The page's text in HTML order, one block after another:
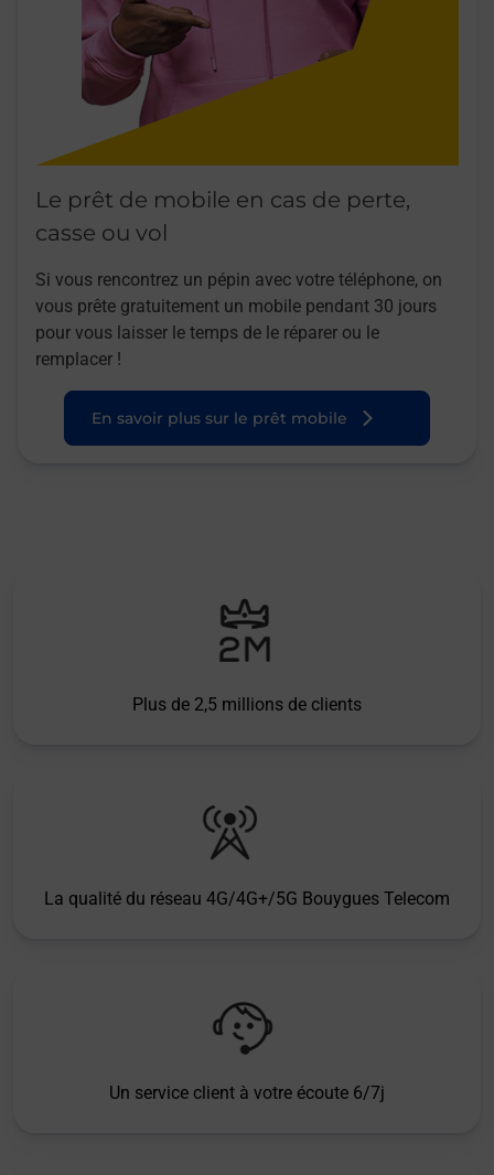
Le prêt de mobile en cas de perte,
casse ou vol
Si vous rencontrez un pépin avec votre téléphone, on
vous prête gratuitement un mobile pendant 30 jours
pour vous laisser le temps de le réparer ou le
remplacer !
En savoir plus sur le prêt mobile
Plus de 2,5 millions de clients
La qualité du réseau 4G/4G+/5G Bouygues Telecom
Un service client à votre écoute 6/7j